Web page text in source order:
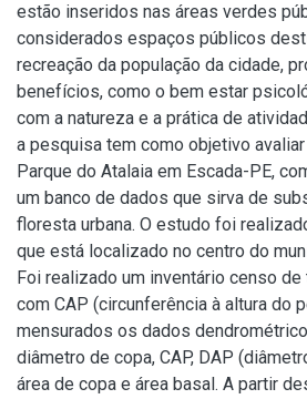
estão inseridos nas áreas verdes
considerados espaços públicos
recreação da população da cidade,
benefícios, como o bem estar
com a natureza e a prática de
a pesquisa tem como objetivo
Parque do Atalaia em Escada-PE,
um banco de dados que sirva de
floresta urbana. O estudo foi
que está localizado no centro do
Foi realizado um inventário censo
com CAP (circunferência à altura do
mensurados os dados
diâmetro de copa, CAP, DAP
área de copa e área basal. A partir